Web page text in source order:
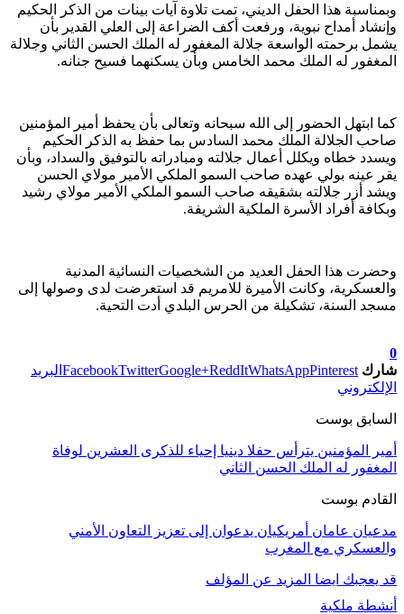
وبمناسبة هذا الحفل الديني، تمت تلاوة آيات بينات من الذكر الحكيم
وإنشاد أمداح نبوية، ورفعت أكف الضراعة إلى العلي القدير بأن
يشمل برحمته الواسعة جلالة المغفور له الملك الحسن الثاني وجلالة
المغفور له الملك محمد الخامس وبأن يسكنهما فسيح جنانه.
كما ابتهل الحضور إلى الله سبحانه وتعالى بأن يحفظ أمير المؤمنين
صاحب الجلالة الملك محمد السادس بما حفظ به الذكر الحكيم
ويسدد خطاه ويكلل أعمال جلالته ومبادراته بالتوفيق والسداد، وبأن
يقر عينه بولي عهده صاحب السمو الملكي الأمير مولاي الحسن
ويشد أزر جلالته بشقيقه صاحب السمو الملكي الأمير مولاي رشيد
وبكافة أفراد الأسرة الملكية الشريفة.
وحضرت هذا الحفل العديد من الشخصيات النسائية المدنية
والعسكرية، وكانت الأميرة للامريم قد استعرضت لدى وصولها إلى
مسجد السنة، تشكيلة من الحرس البلدي أدت التحية.
0
شارك
FacebookTwitterGoogle+ReddItWhatsAppPinterest
البريد
الإلكتروني
السابق بوست
أمير المؤمنين يترأس حفلا دينيا إحياء للذكرى العشرين لوفاة
المغفور له الملك الحسن الثاني
القادم بوست
مدعيان عامان أمريكيان يدعوان إلى تعزيز التعاون الأمني
والعسكري مع المغرب
قد يعجبك ايضا المزيد عن المؤلف
أنشطة ملكية